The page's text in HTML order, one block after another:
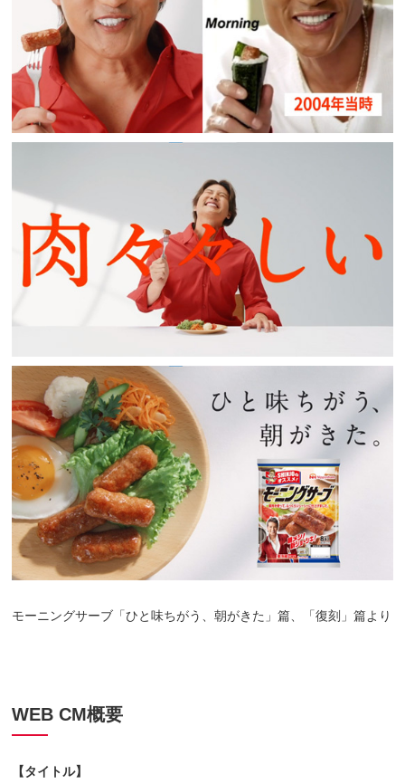
モーニングサーブ「ひと味ちがう、朝がきた」篇、「復刻」篇より
WEB CM概要
【タイトル】